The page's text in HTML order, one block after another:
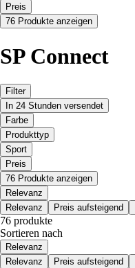
Preis
76 Produkte anzeigen
SP Connect
Filter
In 24 Stunden versendet
Farbe
Produkttyp
Sport
Preis
76 Produkte anzeigen
Relevanz
Relevanz
Preis aufsteigend
76 produkte
Sortieren nach
Relevanz
Relevanz
Preis aufsteigend